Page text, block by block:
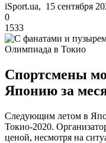
iSport.ua, 15 сентября
0
1533
Спортсмены
Японию за
Следующим летом в
Токио-2020.
ценой, несмотря на